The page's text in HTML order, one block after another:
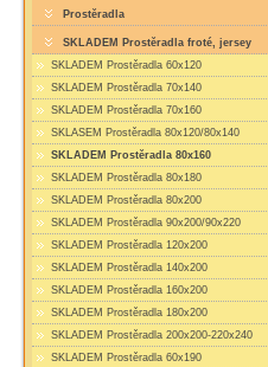
Prostěradla
SKLADEM Prostěradla froté, jersey
SKLADEM Prostěradla 60x120
SKLADEM Prostěradla 70x140
SKLADEM Prostěradla 70x160
SKLASEM Prostěradla 80x120/80x140
SKLADEM Prostěradla 80x160
SKLADEM Prostěradla 80x180
SKLADEM Prostěradla 80x200
SKLADEM Prostěradla 90x200/90x220
SKLADEM Prostěradla 120x200
SKLADEM Prostěradla 140x200
SKLADEM Prostěradla 160x200
SKLADEM Prostěradla 180x200
SKLADEM Prostěradla 200x200-220x240
SKLADEM Prostěradla 60x190